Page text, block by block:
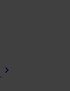
chevron_right